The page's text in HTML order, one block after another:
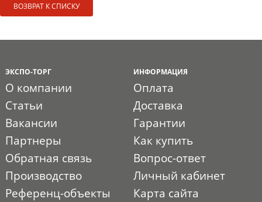
ВОЗВРАТ К СПИСКУ
ЭКСПО-ТОРГ
О компании
Статьи
Вакансии
Партнеры
Обратная связь
Производство
Референц-объекты
ИНФОРМАЦИЯ
Оплата
Доставка
Гарантии
Как купить
Вопрос-ответ
Личный кабинет
Карта сайта